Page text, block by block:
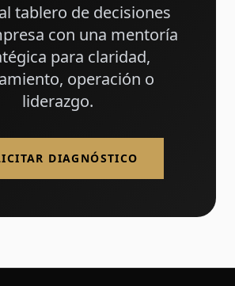
tablero de decisiones
con una mentoría
para claridad,
operación o
liderazgo.
DIAGNÓSTICO